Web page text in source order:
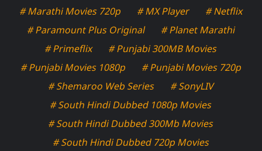
# Marathi Movies 720p
# MX Player
# Netflix
# Paramount Plus Original
# Planet Marathi
# Primeflix
# Punjabi 300MB Movies
# Punjabi Movies 1080p
# Punjabi Movies 720p
# Shemaroo Web Series
# SonyLIV
# South Hindi Dubbed 1080p Movies
# South Hindi Dubbed 300Mb Movies
# South Hindi Dubbed 720p Movies